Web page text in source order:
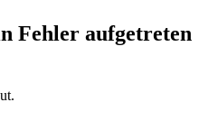
Fehler aufgetreten